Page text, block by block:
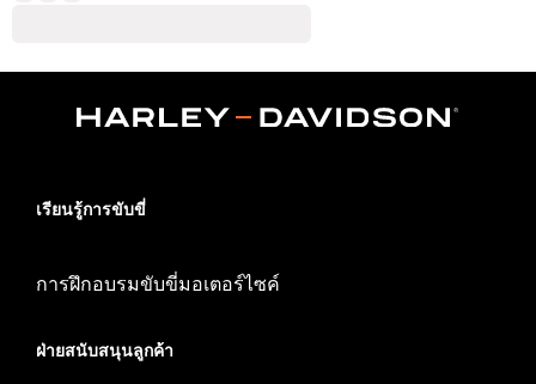
เรียนรู้การขับขี่
การฝึกอบรมขับขี่มอเตอร์ไซค์
ฝ่ายสนับสนุนลูกค้า